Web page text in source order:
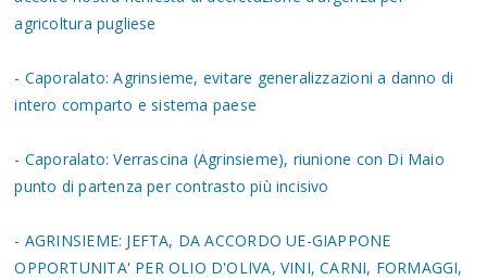
agricoltura pugliese
- Caporalato: Agrinsieme, evitare generalizzazioni a danno di
intero comparto e sistema paese
- Caporalato: Verrascina (Agrinsieme), riunione con Di Maio
punto di partenza per contrasto più incisivo
- AGRINSIEME: JEFTA, DA ACCORDO UE-GIAPPONE
OPPORTUNITA' PER OLIO D'OLIVA, VINI, CARNI, FORMAGGI,